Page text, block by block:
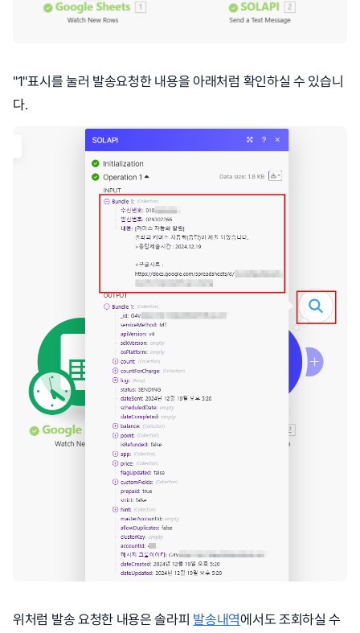
"1"표시를 눌러 발송요청한 내용을 아래처럼 확인하실 수 있습니
다.
위처럼 발송 요청한 내용은 솔라피 발송내역에서도 조회하실 수